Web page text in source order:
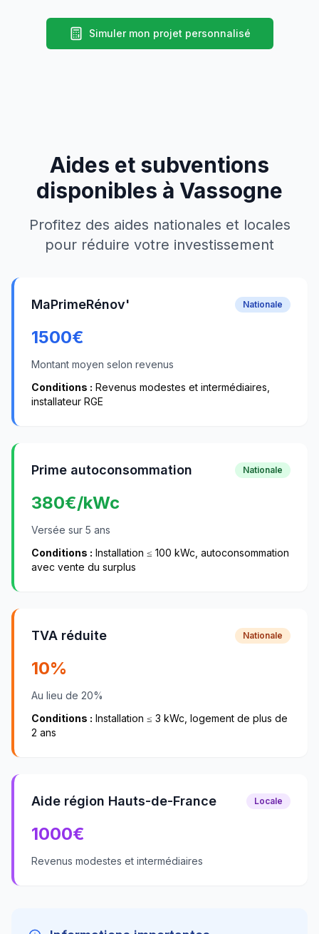
Simuler mon projet personnalisé
Aides et subventions
disponibles à Vassogne
Profitez des aides nationales et locales
pour réduire votre investissement
MaPrimeRénov' Nationale
1500€
Montant moyen selon revenus
Conditions : Revenus modestes et intermédiaires,
installateur RGE
Prime autoconsommation Nationale
380€/kWc
Versée sur 5 ans
Conditions : Installation ≤ 100 kWc, autoconsommation
avec vente du surplus
TVA réduite Nationale
10%
Au lieu de 20%
Conditions : Installation ≤ 3 kWc, logement de plus de
2 ans
Aide région Hauts-de-France Locale
1000€
Revenus modestes et intermédiaires